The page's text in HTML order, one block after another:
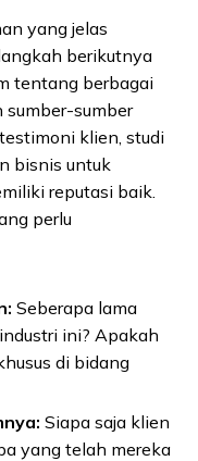
yang jelas
berikutnya
tentang berbagai
sumber-sumber
klien, studi
bisnis untuk
reputasi baik.
perlu
Seberapa lama
ini? Apakah
di bidang
Siapa saja klien
yang telah mereka